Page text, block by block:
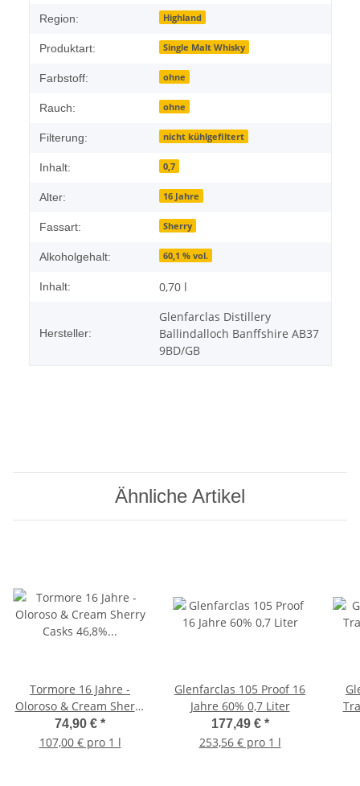
Region: Highland
Produktart: Single Malt Whisky
Farbstoff: ohne
Rauch: ohne
Filterung: nicht kühlgefiltert
Inhalt: 0,7
Alter: 16 Jahre
Fassart: Sherry
Alkoholgehalt: 60,1 % vol.
Inhalt: 0,70 l
Hersteller:
Glenfarclas Distillery
Ballindalloch Banffshire AB37
9BD/GB
Ähnliche Artikel
Tormore 16 Jahre -
Oloroso & Cream Sherry
Casks 46,8% 0,7l
74,90 € *
107,00 € pro 1 l
Glenfarclas 105 Proof 16
Jahre 60% 0,7 Liter
177,49 € *
253,56 € pro 1 l